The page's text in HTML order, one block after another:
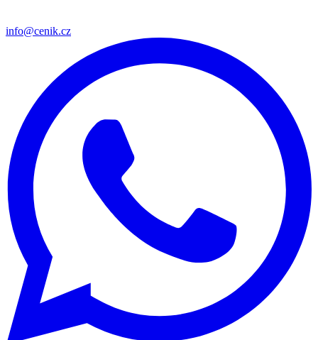
info@cenik.cz